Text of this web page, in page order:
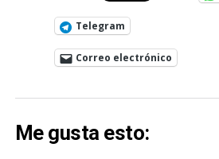
Telegram
Correo electrónico
Me gusta esto: